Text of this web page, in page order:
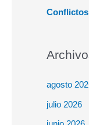
agosto
julio 2026